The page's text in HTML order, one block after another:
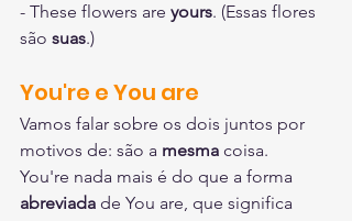
- These flowers are yours. (Essas flores
são suas.)
You're e You are
Vamos falar sobre os dois juntos por
motivos de: são a mesma coisa.
You're nada mais é do que a forma
abreviada de You are, que significa